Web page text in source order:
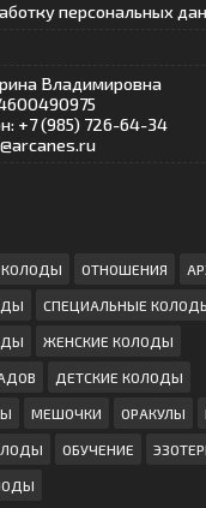
персональных
Владимировна
+7 (985) 726-64-34
КОЛОДЫ ОТНОШЕНИЯ
СПЕЦИАЛЬНЫЕ
ЖЕНСКИЕ КОЛОДЫ
ДЕТСКИЕ КОЛОДЫ
МЕШОЧКИ ОРАКУЛЫ
ОБУЧЕНИЕ